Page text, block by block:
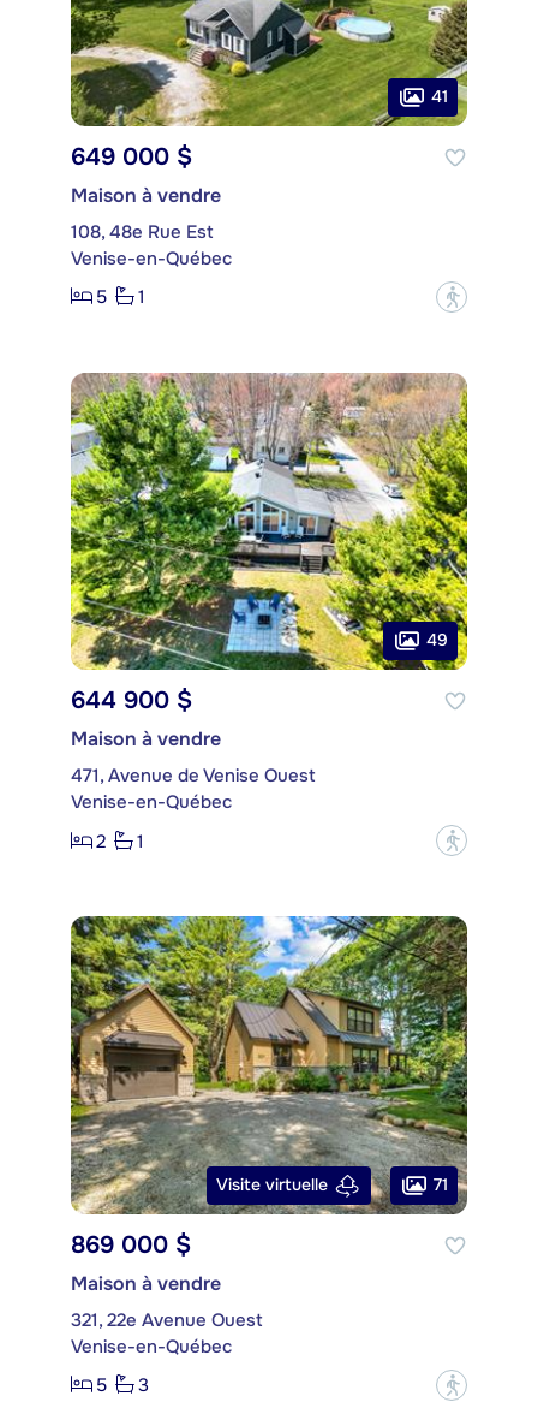
41
649 000 $
Maison à vendre
108, 48e Rue Est
Venise-en-Québec
5
1 ?
49
644 900 $
Maison à vendre
471, Avenue de Venise Ouest
Venise-en-Québec
2
1 ?
Visite virtuelle 71
869 000 $
Maison à vendre
321, 22e Avenue Ouest
Venise-en-Québec
5
3 ?